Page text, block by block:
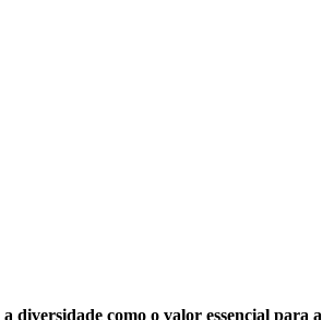
a diversidade como o valor essencial para